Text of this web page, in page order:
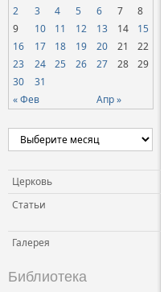
« Фев Апр »
2
3 4 5 6 7
8
9
10 11 12 13 14
15
16
17 18 19 20 21
22
23
24 25 26 27 28
29
30
31
Церковь
Статьи
Галерея
Библиотека